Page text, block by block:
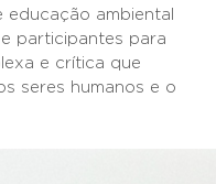
ambiental
participantes para
e crítica que
seres humanos e o